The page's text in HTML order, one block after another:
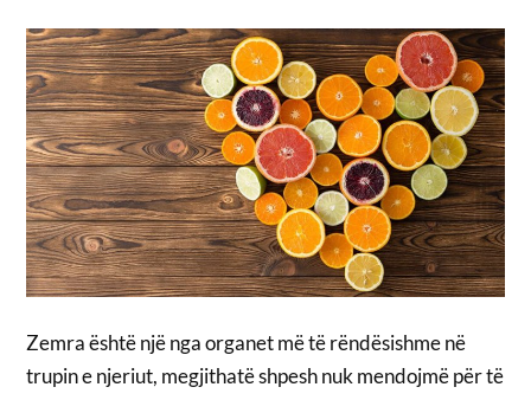
Zemra është një nga organet më të rëndësishme në
trupin e njeriut, megjithatë shpesh nuk mendojmë për të